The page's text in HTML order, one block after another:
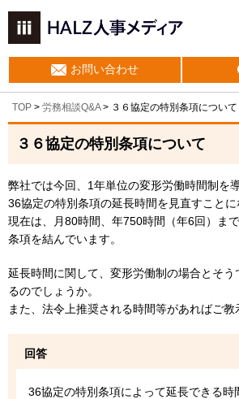
お問い合わせ
TOP > 労務相談Q&A> ３６協定の特別条項について
３６協定の特別条項について
弊社では今回、1年単位の変形労働時間制を
36協定の特別条項の延長時間を見直すことに
現在は、月80時間、年750時間（年6回）ま
条項を結んでいます。
延長時間に関して、変形労働制の場合とそ
るのでしょうか。
また、法令上推奨される時間等があればご教
回答
36協定の特別条項によって延長できる時